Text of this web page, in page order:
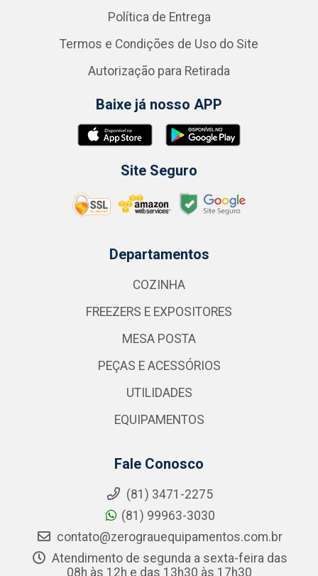
Política de Entrega
Termos e Condições de Uso do Site
Autorização para Retirada
Baixe já nosso APP
Site Seguro
Departamentos
COZINHA
FREEZERS E EXPOSITORES
MESA POSTA
PEÇAS E ACESSÓRIOS
UTILIDADES
EQUIPAMENTOS
Fale Conosco
(81) 3471-2275
(81) 99963-3030
contato@zerograuequipamentos.com.br
Atendimento de segunda a sexta-feira das
08h às 12h e das 13h30 às 17h30